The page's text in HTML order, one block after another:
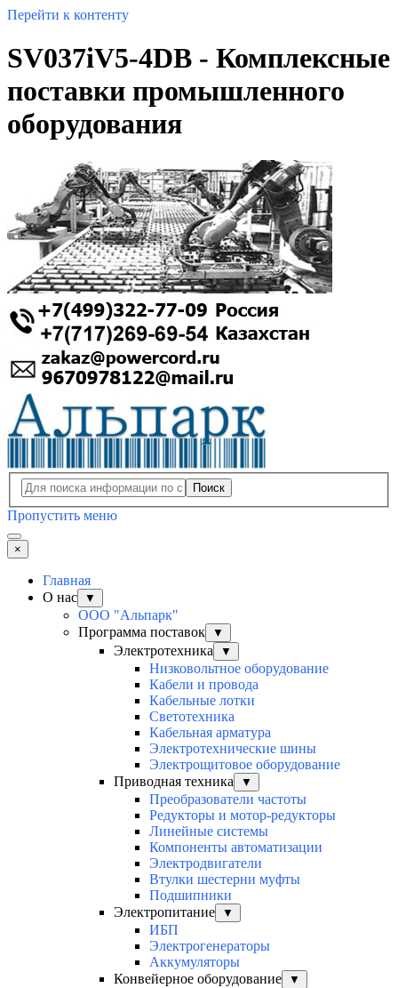
Перейти к контенту
SV037iV5-4DB - Комплексные
поставки промышленного
оборудования
Поиск
Пропустить меню
×
Главная
О нас
▼
ООО "Альпарк"
Программа поставок
▼
Электротехника ▼
Низковольтное оборудование
Кабели и провода
Кабельные лотки
Светотехника
Кабельная арматура
Электротехнические шины
Электрощитовое оборудование
Приводная техника
▼
Преобразователи частоты
Редукторы и мотор-редукторы
Линейные системы
Компоненты автоматизации
Электродвигатели
Втулки шестерни муфты
Подшипники
Электропитание
▼
ИБП
Электрогенераторы
Аккумуляторы
Конвейерное оборудование
▼